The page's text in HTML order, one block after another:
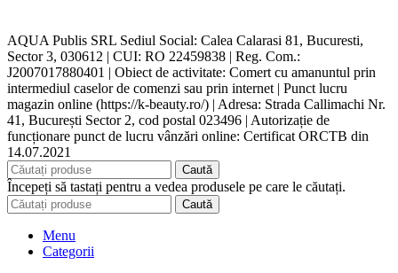
AQUA Publis SRL Sediul Social: Calea Calarasi 81, Bucuresti,
Sector 3, 030612 | CUI: RO 22459838 | Reg. Com.:
J2007017880401 | Obiect de activitate: Comert cu amanuntul prin
intermediul caselor de comenzi sau prin internet | Punct lucru
magazin online (https://k-beauty.ro/) | Adresa: Strada Callimachi Nr.
41, București Sector 2, cod postal 023496 | Autorizație de
funcționare punct de lucru vânzări online: Certificat ORCTB din
14.07.2021
Caută
Începeți să tastați pentru a vedea produsele pe care le căutați.
Caută
Menu
Categorii